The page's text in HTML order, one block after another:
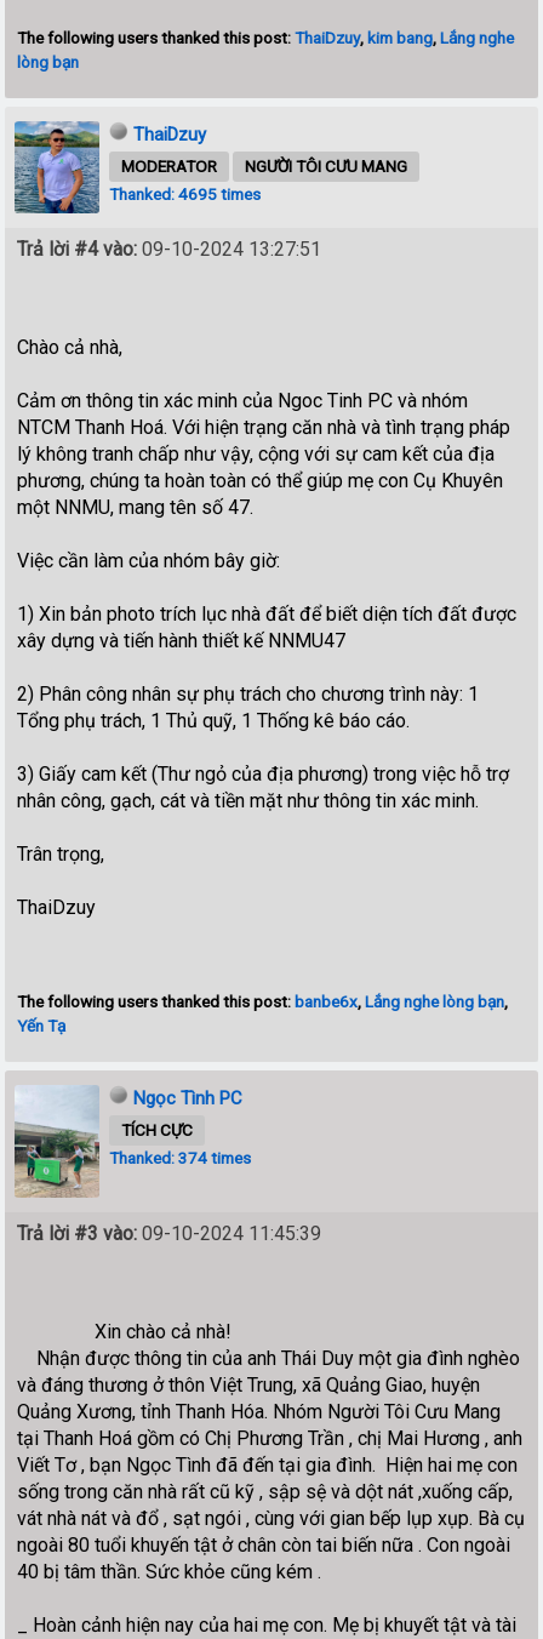
The following users thanked this post:ThaiDzuy, kim bang,Lắng nghe
lòng bạn
ThaiDzuy
MODERATOR
NGƯỜI TÔI CƯU MANG
Thanked: 4695 times
Trả lời #4 vào: 09-10-2024 13:27:51
Chào cả nhà,
Cảm ơn thông tin xác minh của Ngoc Tinh PC và nhóm
NTCM Thanh Hoá. Với hiện trạng căn nhà và tình trạng pháp
lý không tranh chấp như vậy, cộng với sự cam kết của địa
phương, chúng ta hoàn toàn có thể giúp mẹ con Cụ Khuyên
một NNMU, mang tên số 47.
Việc cần làm của nhóm bây giờ:
1) Xin bản photo trích lục nhà đất để biết diện tích đất được
xây dựng và tiến hành thiết kế NNMU47
2) Phân công nhân sự phụ trách cho chương trình này: 1
Tổng phụ trách, 1 Thủ quỹ, 1 Thống kê báo cáo.
3) Giấy cam kết (Thư ngỏ của địa phương) trong việc hỗ trợ
nhân công, gạch, cát và tiền mặt như thông tin xác minh.
Trân trọng,
ThaiDzuy
The following users thanked this post: banbe6x,Lắng nghe lòng bạn,
Yến Tạ
Ngọc Tình PC
TÍCH CỰC
Thanked: 374 times
Trả lời #3 vào: 09-10-2024 11:45:39
Xin chào cả nhà!
Nhận được thông tin của anh Thái Duy một gia đình nghèo
và đáng thương ở thôn Việt Trung, xã Quảng Giao, huyện
Quảng Xương, tỉnh Thanh Hóa. Nhóm Người Tôi Cưu Mang
tại Thanh Hoá gồm có Chị Phương Trần , chị Mai Hương , anh
Viết Tơ , bạn Ngọc Tình đã đến tại gia đình. Hiện hai mẹ con
sống trong căn nhà rất cũ kỹ , sập sệ và dột nát ,xuống cấp,
vát nhà nát và đổ , sạt ngói , cùng với gian bếp lụp xụp. Bà cụ
ngoài 80 tuổi khuyến tật ở chân còn tai biến nữa . Con ngoài
40 bị tâm thần. Sức khỏe cũng kém .
_ Hoàn cảnh hiện nay của hai mẹ con. Mẹ bị khuyết tật và tài